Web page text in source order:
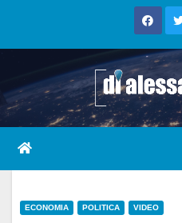
ECONOMIA POLITICA VIDEO